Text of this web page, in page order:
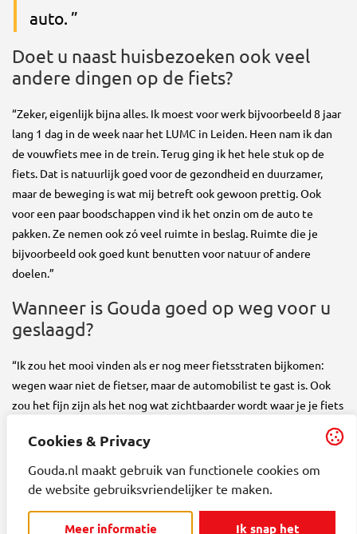
Cookies & Privacy
Gouda.nl maakt gebruik van functionele cookies om
de website gebruiksvriendelijker te maken.
Meer informatie Ik snap het
auto.
Doet u naast huisbezoeken ook veel
andere dingen op de fiets?
“Zeker, eigenlijk bijna alles. Ik moest voor werk bijvoorbeeld 8 jaar
lang 1 dag in de week naar het LUMC in Leiden. Heen nam ik dan
de vouwfiets mee in de trein. Terug ging ik het hele stuk op de
fiets. Dat is natuurlijk goed voor de gezondheid en duurzamer,
maar de beweging is wat mij betreft ook gewoon prettig. Ook
voor een paar boodschappen vind ik het onzin om de auto te
pakken. Ze nemen ook zó veel ruimte in beslag. Ruimte die je
bijvoorbeeld ook goed kunt benutten voor natuur of andere
doelen.”
Wanneer is Gouda goed op weg voor u
geslaagd?
“Ik zou het mooi vinden als er nog meer fietsstraten bijkomen:
wegen waar niet de fietser, maar de automobilist te gast is. Ook
zou het fijn zijn als het nog wat zichtbaarder wordt waar je je fiets
zoeken naar een duidelijke, goed verlichte plek. Kortom, wat mij
betreft mag de fietser in onze stad nog meer de hoofdrol krijgen.”
“Ik hoop dat meer mensen dan ook vaker de fiets gaan pakken.
Ouders hebben daar wat mij betreft ook een verantwoordelijkheid